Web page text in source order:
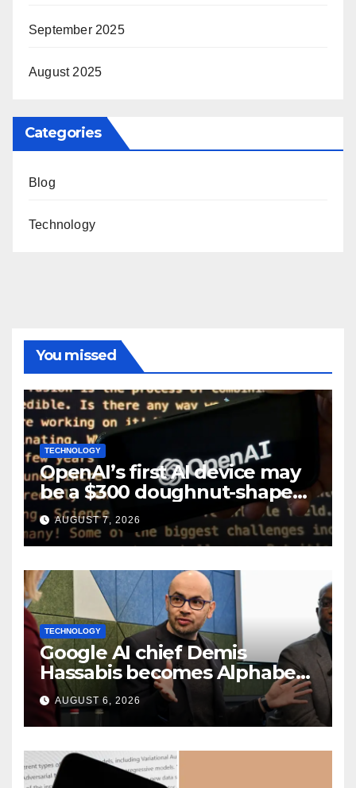
September 2025
August 2025
Categories
Blog
Technology
You missed
TECHNOLOGY
OpenAI’s first AI device may
be a $300 doughnut-shaped
smart speaker: Report
AUGUST 7, 2026
TECHNOLOGY
Google AI chief Demis
Hassabis becomes Alphabet
chief scientist in leadership
shakeup
AUGUST 6, 2026